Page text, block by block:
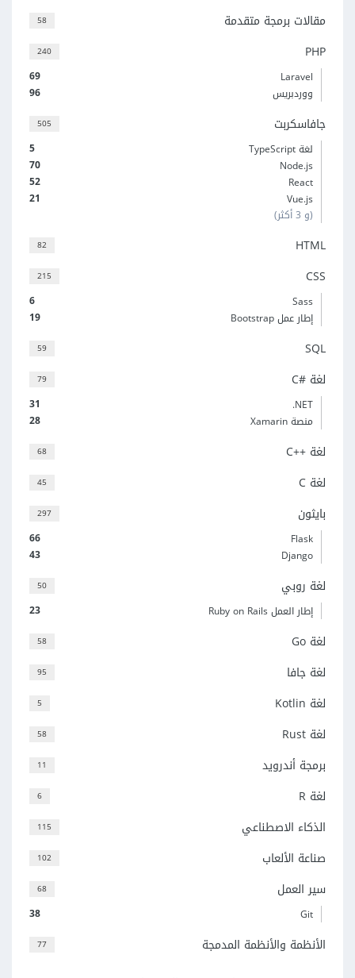
58 مقالات برمجة متقدمة
240 PHP
69
Laravel
96
ووردبريس
505 جافاسكربت
5
لغة TypeScript
70
Node.js
52
React
21
Vue.js
(و 3 أكثر)
82 HTML
215 CSS
6
Sass
19
إطار عمل Bootstrap
59 SQL
79 لغة C#‎
31
‎.NET
28
منصة Xamarin
68 لغة C++‎
45 لغة C
297 بايثون
66
Flask
43
Django
50 لغة روبي
23 إطار العمل Ruby on Rails
58 لغة Go
95 لغة جافا
5 لغة Kotlin
58 لغة Rust
11 برمجة أندرويد
6 لغة R
115 الذكاء الاصطناعي
102 صناعة الألعاب
68 سير العمل
38 Git
77
الأنظمة والأنظمة المدمجة